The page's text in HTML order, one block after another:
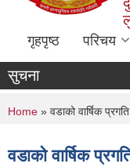
गृहपृष्ठ परिचय
"पाणिनी र
सुचना
You are
Home » वडाको वार्षिक
वडाको वार्षिक